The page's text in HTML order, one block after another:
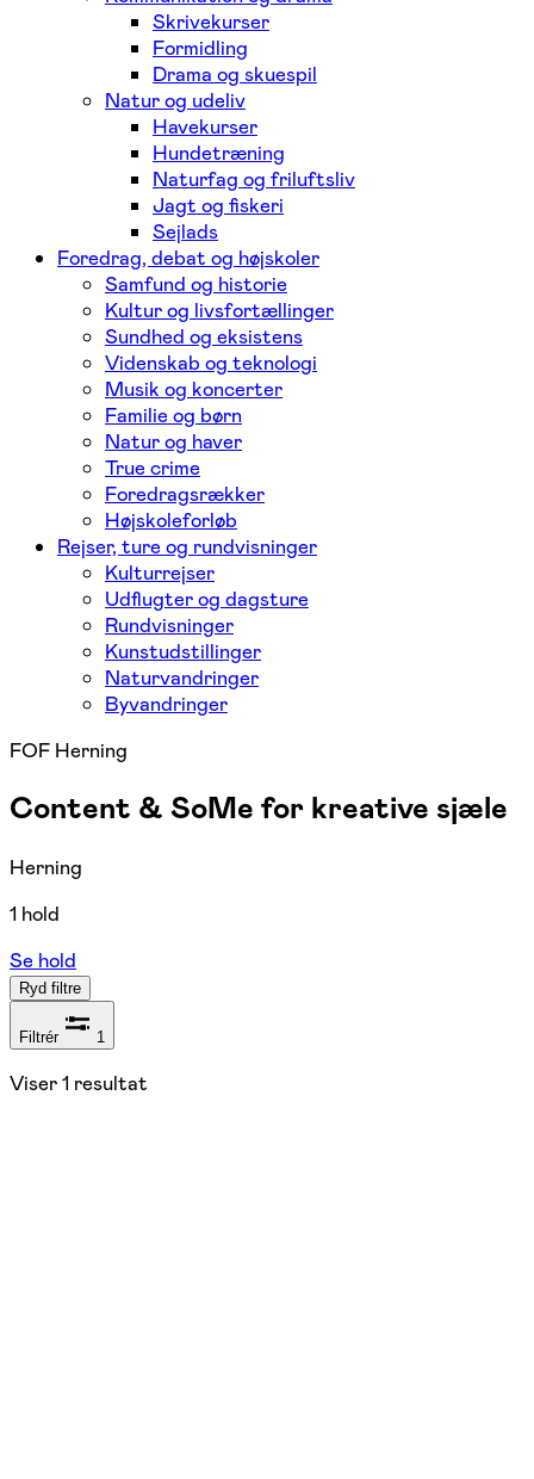
Skrivekurser
Formidling
Drama og skuespil
Natur og udeliv
Havekurser
Hundetræning
Naturfag og friluftsliv
Jagt og fiskeri
Sejlads
Foredrag, debat og højskoler
Samfund og historie
Kultur og livsfortællinger
Sundhed og eksistens
Videnskab og teknologi
Musik og koncerter
Familie og børn
Natur og haver
True crime
Foredragsrækker
Højskoleforløb
Rejser, ture og rundvisninger
Kulturrejser
Udflugter og dagsture
Rundvisninger
Kunstudstillinger
Naturvandringer
Byvandringer
FOF Herning
Content & SoMe for kreative sjæle
Herning
1 hold
Se hold
Ryd filtre
Filtrér 1
Viser1 resultat